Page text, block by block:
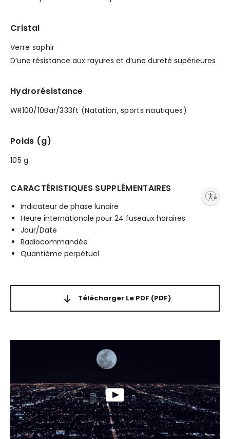
Cristal
Verre saphir
D’une résistance aux rayures et d’une dureté supérieures
Hydrorésistance
WR100/10Bar/333ft (Natation, sports nautiques)
Poids (g)
105 g
CARACTÉRISTIQUES SUPPLÉMENTAIRES
Indicateur de phase lunaire
Heure internationale pour 24 fuseaux horaires
Jour/Date
Radiocommandée
Quantième perpétuel
Télécharger Le PDF (PDF)